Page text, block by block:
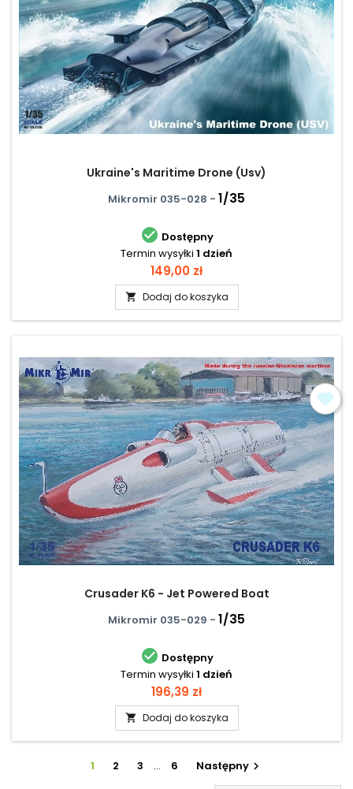
Ukraine's Maritime Drone (Usv)
Mikromir 035-028 - 1/35
 Dostępny
Termin wysyłki 1 dzień
Cena
149,00 zł
 Dodaj do koszyka
Crusader K6 - Jet Powered Boat
Mikromir 035-029 - 1/35
 Dostępny
Termin wysyłki 1 dzień
Cena
196,39 zł
 Dodaj do koszyka
1 2 3 … 6 Następny